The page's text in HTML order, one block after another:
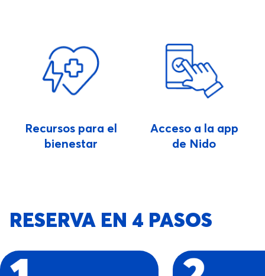
Recursos para el
bienestar
Acceso a la app
de Nido
RESERVA EN 4 PASOS